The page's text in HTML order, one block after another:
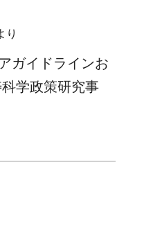
り
ガイドラインお
学政策研究事